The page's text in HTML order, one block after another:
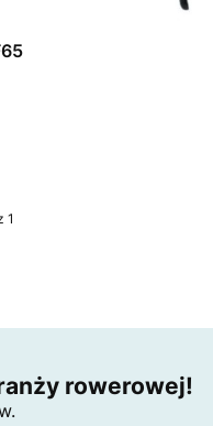
1
rowerowej!